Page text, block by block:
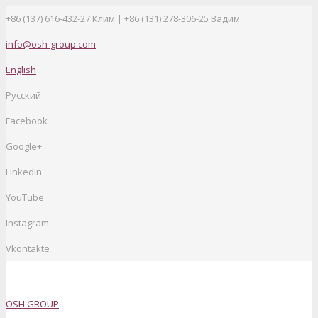
+86 (137) 616-432-27 Клим | +86 (131) 278-306-25 Вадим
info@osh-group.com
English
Русский
Facebook
Google+
LinkedIn
YouTube
Instagram
Vkontakte
OSH GROUP